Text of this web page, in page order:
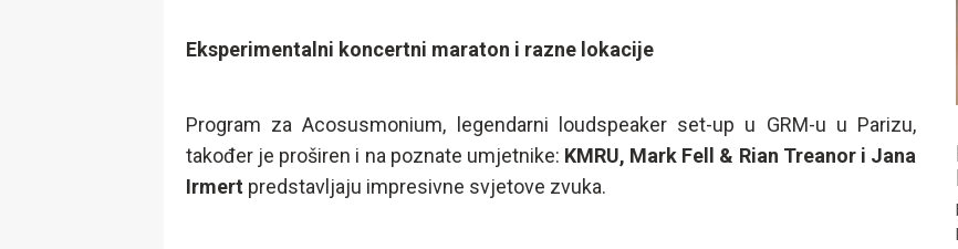
Eksperimentalni koncertni maraton i razne lokacije
Program za Acosusmonium, legendarni loudspeaker set-up u GRM-u u Parizu,
također je proširen i na poznate umjetnike: KMRU, Mark Fell & Rian Treanor i Jana
Irmert predstavljaju impresivne svjetove zvuka.